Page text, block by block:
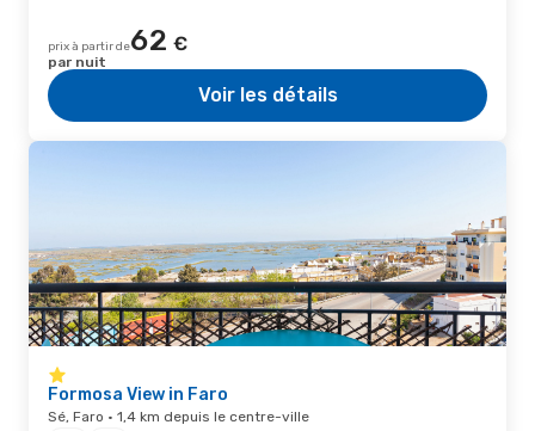
prix à partir de62 €
par nuit
Voir les détails
Formosa View in Faro
Sé, Faro · 1,4 km depuis le centre-ville